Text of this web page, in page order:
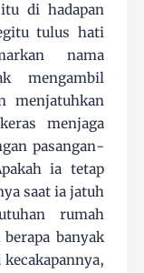
di hadapan
tulus hati
nama
mengambil
menjatuhkan
menjaga
pasangan-
ia tetap
saat ia jatuh
rumah
banyak